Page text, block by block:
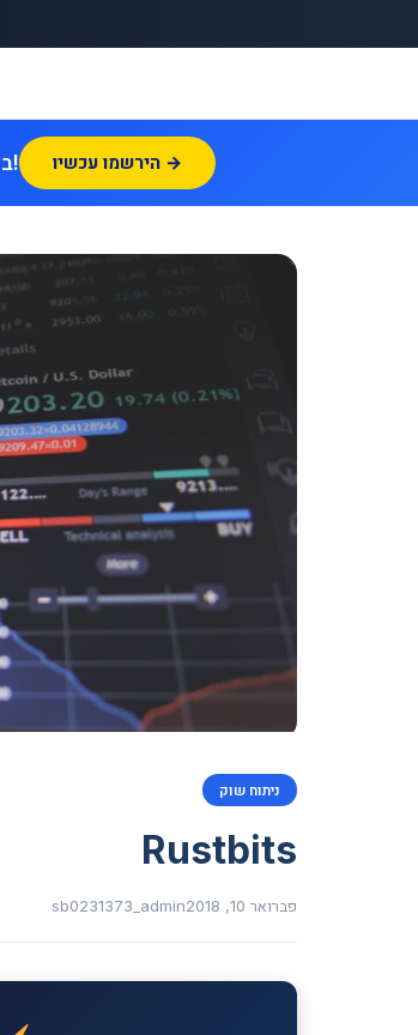
הירשמו ל-MEXC וקבלו עד 8,000 USDT בונוס! הירשמו עכשיו →
ניתוח שוק
Rustbits
פברואר 10, 2018 sb0231373_admin